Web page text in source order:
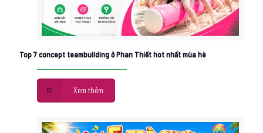
Top 7 concept teambuilding ở Phan Thiết hot nhất mùa hè
Xem thêm